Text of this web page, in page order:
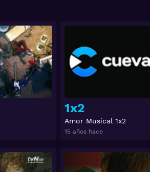
1x2
Amor Musical 1x2
15 años hace